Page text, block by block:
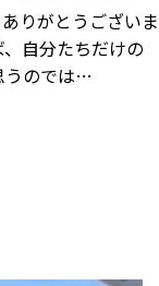
りがとうございま
自分たちだけの
うのでは…